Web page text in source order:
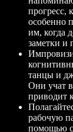
прогресс,
особенно
им, когда
заметки и
танцы и
Они учат
приводит
рабочую
помощью